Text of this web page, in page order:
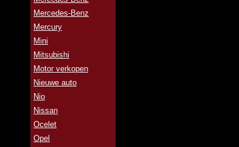
Mercedes-Benz
Mercury
Mini
Mitsubishi
Motor verkopen
Nieuwe auto
Nio
Nissan
Ocelet
Opel